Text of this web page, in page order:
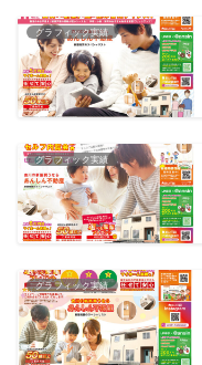
グラフィック実績
グラフィック実績
グラフィック実績